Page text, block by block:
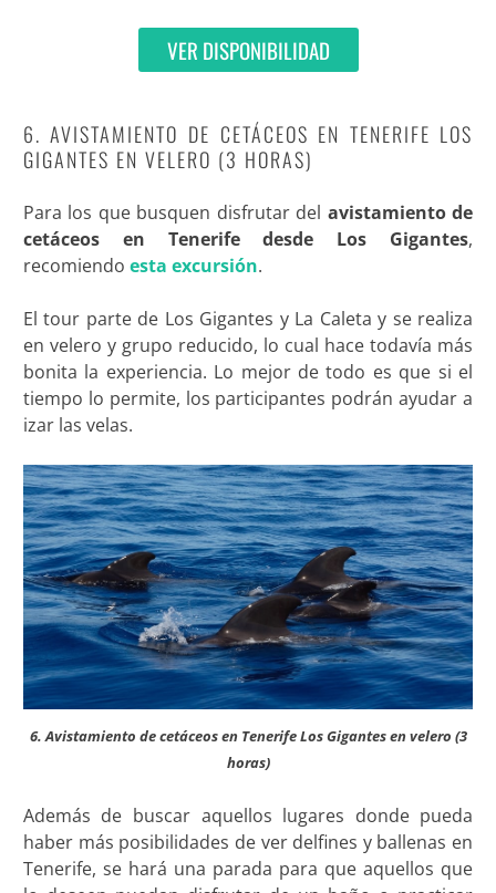
VER DISPONIBILIDAD
6. AVISTAMIENTO DE CETÁCEOS EN TENERIFE LOS
GIGANTES EN VELERO (3 HORAS)
Para los que busquen disfrutar del avistamiento de
cetáceos en Tenerife desde Los Gigantes,
recomiendo esta excursión.
El tour parte de Los Gigantes y La Caleta y se realiza
en velero y grupo reducido, lo cual hace todavía más
bonita la experiencia. Lo mejor de todo es que si el
tiempo lo permite, los participantes podrán ayudar a
izar las velas.
6. Avistamiento de cetáceos en Tenerife Los Gigantes en velero (3
horas)
Además de buscar aquellos lugares donde pueda
haber más posibilidades de ver delfines y ballenas en
Tenerife, se hará una parada para que aquellos que